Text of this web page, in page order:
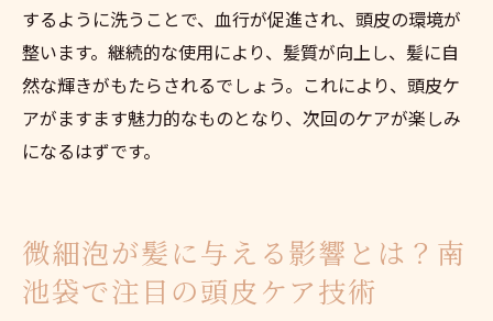
ウルトラファインバブル導入による美容サ
ービスの質向上
南池袋の美容サロンでのウルトラファイン
バブルの役割
ウルトラファインバブルがもたらす美容シ
美容トレンド
するように洗うことで、血行が促進され、頭皮の環境が
整います。継続的な使用により、髪質が向上し、髪に自
然な輝きがもたらされるでしょう。これにより、頭皮ケ
アがますます魅力的なものとなり、次回のケアが楽しみ
になるはずです。
微細泡が髪に与える影響とは？南
池袋で注目の頭皮ケア技術